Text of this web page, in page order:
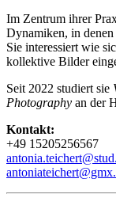
Im Zentrum ihrer
Dynamiken, in denen
Sie interessiert wie
kollektive Bilder
Seit 2022 studiert sie
Photography an der
Kontakt:
+49 15205256567